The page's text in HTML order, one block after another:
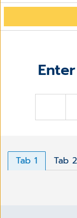
Tab 1 Tab 2